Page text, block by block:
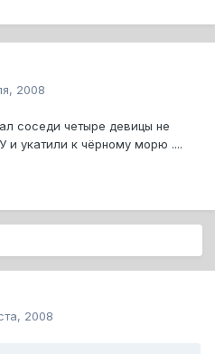
2008
соседи четыре девицы не
и укатили к чёрному морю ....
2008